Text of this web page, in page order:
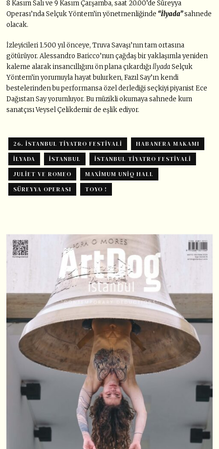
8 Kasım Salı ve 9 Kasım Çarşamba, saat 20.00’de Süreyya
Operası’nda Selçuk Yöntem’in yönetmenliğinde “İlyada”sahnede
olacak.
İzleyicileri 1.500 yıl önceye, Truva Savaşı’nın tam ortasına
götürüyor. Alessandro Baricco’nun çağdaş bir yaklaşımla yeniden
kaleme alarak insancıllığını ön plana çıkardığıİlyadaSelçuk
Yöntem’in yorumuyla hayat bulurken, Fazıl Say’ın kendi
bestelerinden bu performansa özel derlediği seçkiyi piyanist Ece
Dağıstan Say yorumluyor. Bu müzikli okumaya sahnede kum
sanatçısı Veysel Çelikdemir de eşlik ediyor.
26. İSTANBUL TIYATRO FESTIVALI
HABANERA MAKAMI
İLYADA
ISTANBUL
İSTANBUL TIYATRO FESTIVALI
JULIET VE ROMEO
MAXIMUM UNIQ HALL
SÜREYYA OPERASI
TOYO !